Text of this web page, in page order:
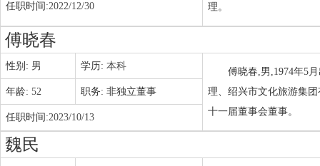
理。
任职时间:2022/12/30
傅晓春
性别: 男 学历: 本科
傅晓春,男,1974年5
理、绍兴市文化旅游集
十一届董事会董事。
年龄: 52 职务: 非独立董事
任职时间:2023/10/13
魏民